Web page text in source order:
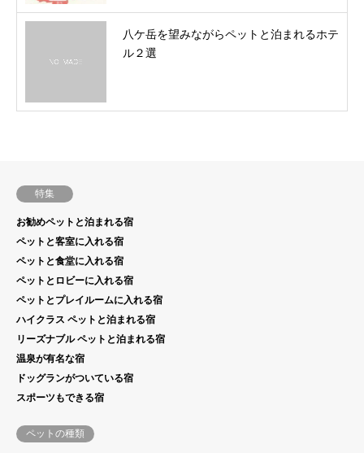
八ケ岳を望みながらペットと泊まれるホテ
ル２選
特集
お勧めペットと泊まれる宿
ペットと客室に入れる宿
ペットと食堂に入れる宿
ペットとロビーに入れる宿
ペットとプレイルームに入れる宿
ハイクラス ペットと泊まれる宿
リーズナブル ペットと泊まれる宿
温泉が有名な宿
ドッグランがついている宿
スポーツもできる宿
ペットの種類